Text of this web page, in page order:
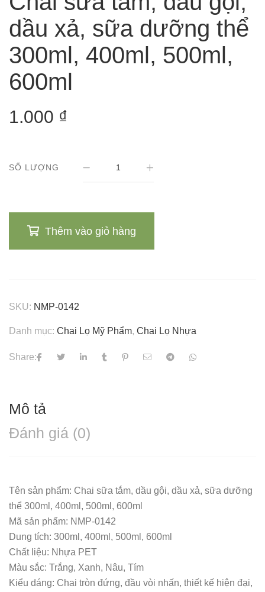
dầu xả, sữa dưỡng thể
300ml, 400ml, 500ml,
600ml
1.000 ₫
SỐ LƯỢNG
Thêm vào giỏ hàng
SKU: NMP-0142
Danh mục: Chai Lọ Mỹ Phẩm, Chai Lọ Nhựa
Share:
Mô tả
Đánh giá (0)
Tên sản phẩm: Chai sữa tắm, dầu gội, dầu xả, sữa dưỡng
thể 300ml, 400ml, 500ml, 600ml
Mã sản phẩm: NMP-0142
Dung tích: 300ml, 400ml, 500ml, 600ml
Chất liệu: Nhựa PET
Màu sắc: Trắng, Xanh, Nâu, Tím
Kiểu dáng: Chai tròn đứng, đầu vòi nhấn, thiết kế hiện đại,